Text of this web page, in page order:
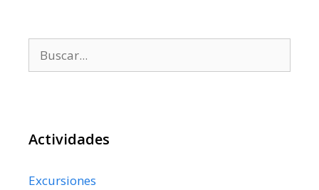
Actividades
Excursiones